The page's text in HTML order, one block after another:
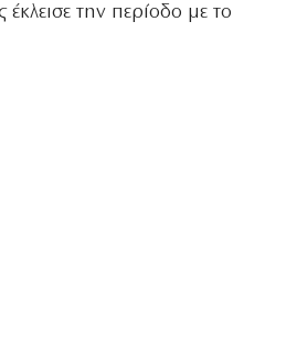
την περίοδο με το